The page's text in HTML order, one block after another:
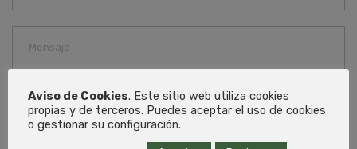
He leido y acepto la política de privacidad
Aviso de Cookies. Este sitio web utiliza cookies
propias y de terceros. Puedes aceptar el uso de cookies
o gestionar su configuración.